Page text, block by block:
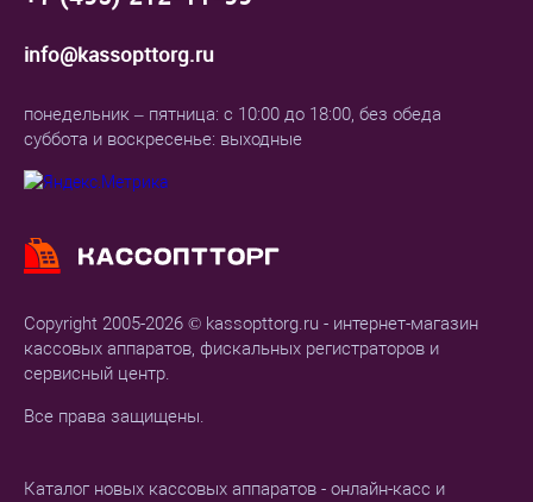
Copyright 2005-2026 © kassopttorg.ru - интернет-магазин
кассовых аппаратов, фискальных регистраторов и
сервисный центр.
Все права защищены.
Каталог новых кассовых аппаратов - онлайн-касс и
info@kassopttorg.ru
понедельник – пятница: с 10:00 до 18:00, без обеда
суббота и воскресенье: выходные